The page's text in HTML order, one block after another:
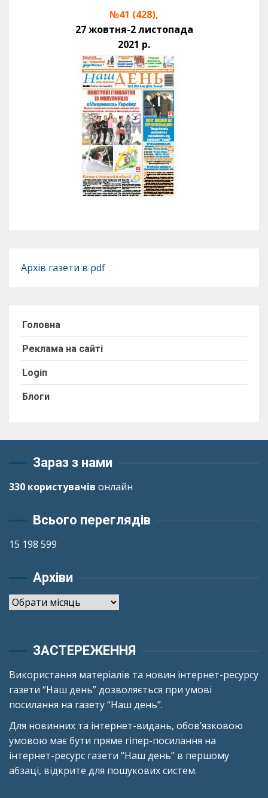
№41 (428),
27 жовтня-2 листопада
2021 р.
Архів газети в pdf
Головна
Реклама на сайті
Login
Блоги
Зараз з нами
330 користувачів онлайн
Всього переглядів
15 198 599
Архіви
Архіви
ЗАСТЕРЕЖЕННЯ
Використання матеріалів та новин інтернет-ресурсу
газети “Наш день” дозволяється при умові
посилання на газету “Наш день”.
Для новинних та інтернет-видань, обов’язковою
умовою має бути пряме гіпер-посилання на
інтернет-ресурс газети “Наш день” в першому
абзаці, відкрите для пошукових систем.